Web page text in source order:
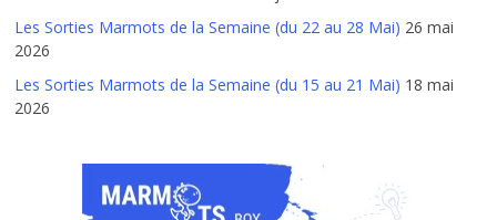
Les Sorties Marmots de la Semaine (du 22 au 28 Mai) 26 mai
2026
Les Sorties Marmots de la Semaine (du 15 au 21 Mai) 18 mai
2026